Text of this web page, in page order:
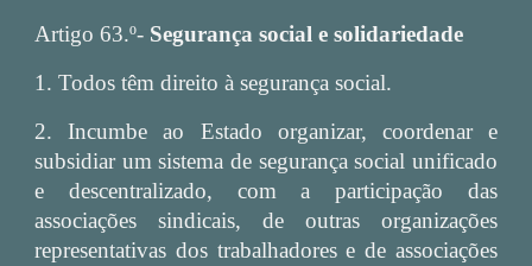
Artigo 63.º- Segurança social e solidariedade
1. Todos têm direito à segurança social.
2. Incumbe ao Estado organizar, coordenar e
subsidiar um sistema de segurança social unificado
e descentralizado, com a participação das
associações sindicais, de outras organizações
representativas dos trabalhadores e de associações